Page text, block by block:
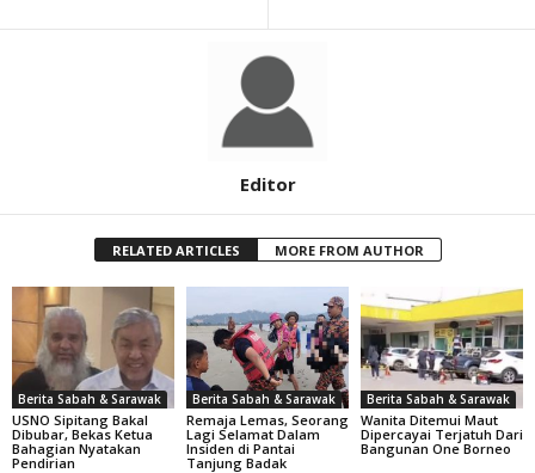
Editor
RELATED ARTICLES MORE FROM AUTHOR
Berita Sabah & Sarawak
USNO Sipitang Bakal
Dibubar, Bekas Ketua
Bahagian Nyatakan
Pendirian
Berita Sabah & Sarawak
Remaja Lemas, Seorang
Lagi Selamat Dalam
Insiden di Pantai
Tanjung Badak
Berita Sabah & Sarawak
Wanita Ditemui Maut
Dipercayai Terjatuh Dari
Bangunan One Borneo